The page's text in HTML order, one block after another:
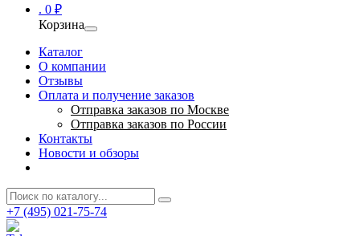
. 0 ₽
Корзина
Каталог
О компании
Отзывы
Оплата и получение заказов
Отправка заказов по Москве
Отправка заказов по России
Контакты
Новости и обзоры
+7 (495) 021-75-74